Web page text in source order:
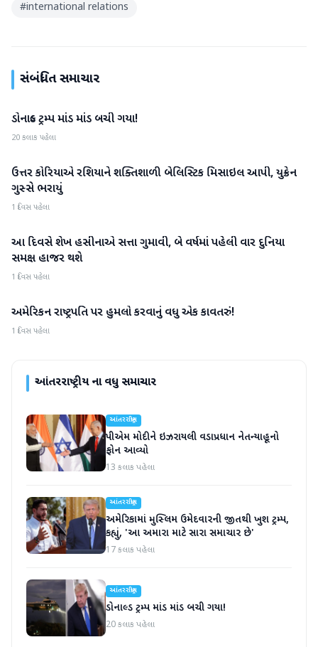
#international relations
સંબંધિત સમાચાર
આંતરરાષ્ટ્રીય
ડોનાલ્ડ ટ્રમ્પ માંડ માંડ બચી ગયા!
20 કલાક પહેલા
આંતરરાષ્ટ્રીય
ઉત્તર કોરિયાએ રશિયાને શક્તિશાળી બેલિસ્ટિક મિસાઇલ આપી, યુક્રેન
ગુસ્સે ભરાયું
1 દિવસ પહેલા
આંતરરાષ્ટ્રીય
આ દિવસે શેખ હસીનાએ સત્તા ગુમાવી, બે વર્ષમાં પહેલી વાર દુનિયા
સમક્ષ હાજર થશે
1 દિવસ પહેલા
આંતરરાષ્ટ્રીય
અમેરિકન રાષ્ટ્રપતિ પર હુમલો કરવાનું વધુ એક કાવતરું!
1 દિવસ પહેલા
આંતરરાષ્ટ્રીયના વધુ સમાચાર
આંતરરાષ્ટ્રીય
પીએમ મોદીને ઇઝરાયલી વડાપ્રધાન નેતન્યાહૂનો
ફોન આવ્યો
13 કલાક પહેલા
આંતરરાષ્ટ્રીય
અમેરિકામાં મુસ્લિમ ઉમેદવારની જીતથી ખુશ ટ્રમ્પ,
કહ્યું, 'આ અમારા માટે સારા સમાચાર છે'
17 કલાક પહેલા
આંતરરાષ્ટ્રીય
ડોનાલ્ડ ટ્રમ્પ માંડ માંડ બચી ગયા!
20 કલાક પહેલા